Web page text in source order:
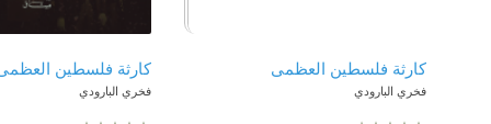
كارثة فلسطين العظمى
فخري البارودي
‎كارثة فلسطين العظمى
فخري البارودي